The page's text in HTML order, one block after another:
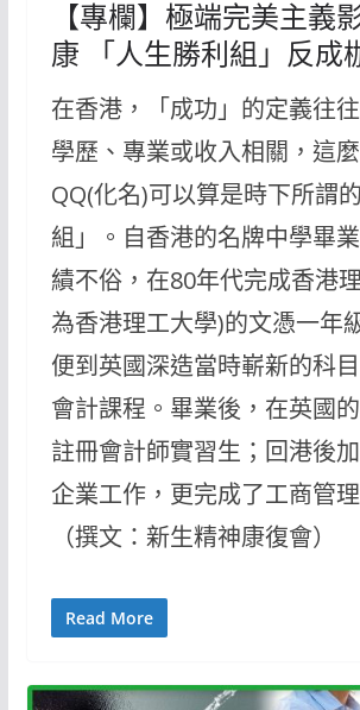
【專欄】極端完美主義
康 「人生勝利組」反成
在香港，「成功」的定義往
學歷、專業或收入相關，這麼
QQ(化名)可以算是時下所謂
組」。自香港的名牌中學畢
績不俗，在80年代完成香港
為香港理工大學)的文憑一年
便到英國深造當時嶄新的科
會計課程。畢業後，在英國
註冊會計師實習生；回港後
企業工作，更完成了工商管
（撰文：新生精神康復會）
Read More